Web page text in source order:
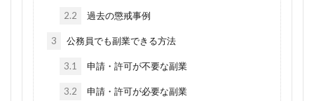
2.2 過去の懲戒事例
3 公務員でも副業できる方法
3.1 申請・許可が不要な副業
3.2 申請・許可が必要な副業